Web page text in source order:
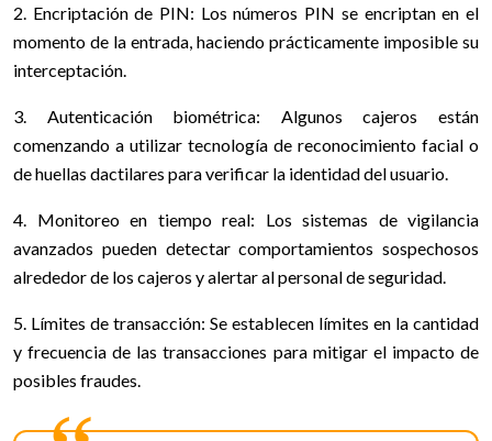
2. Encriptación de PIN: Los números PIN se encriptan en el
momento de la entrada, haciendo prácticamente imposible su
interceptación.
3. Autenticación biométrica: Algunos cajeros están
comenzando a utilizar tecnología de reconocimiento facial o
de huellas dactilares para verificar la identidad del usuario.
4. Monitoreo en tiempo real: Los sistemas de vigilancia
avanzados pueden detectar comportamientos sospechosos
alrededor de los cajeros y alertar al personal de seguridad.
5. Límites de transacción: Se establecen límites en la cantidad
y frecuencia de las transacciones para mitigar el impacto de
posibles fraudes.